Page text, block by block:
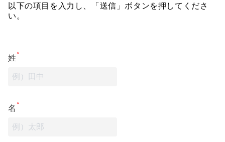
以下の項目を入力し、「送信」ボタンを押してくださ
い。
姓*
名 *